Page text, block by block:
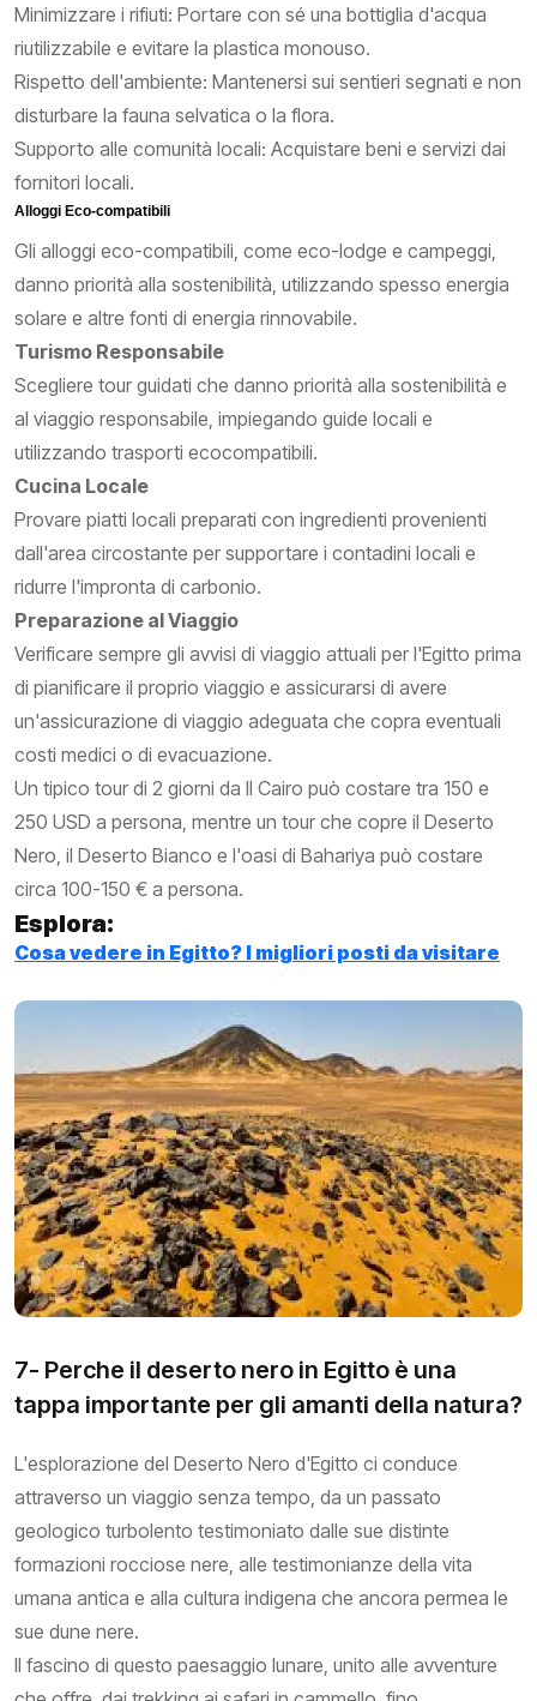
Minimizzare i rifiuti: Portare con sé una bottiglia d'acqua
riutilizzabile e evitare la plastica monouso.
Rispetto dell'ambiente: Mantenersi sui sentieri segnati e non
disturbare la fauna selvatica o la flora.
Supporto alle comunità locali: Acquistare beni e servizi dai
fornitori locali.
Alloggi Eco-compatibili
Gli alloggi eco-compatibili, come eco-lodge e campeggi,
danno priorità alla sostenibilità, utilizzando spesso energia
solare e altre fonti di energia rinnovabile.
Turismo Responsabile
Scegliere tour guidati che danno priorità alla sostenibilità e
al viaggio responsabile, impiegando guide locali e
utilizzando trasporti ecocompatibili.
Cucina Locale
Provare piatti locali preparati con ingredienti provenienti
dall'area circostante per supportare i contadini locali e
ridurre l'impronta di carbonio.
Preparazione al Viaggio
Verificare sempre gli avvisi di viaggio attuali per l'Egitto prima
di pianificare il proprio viaggio e assicurarsi di avere
un'assicurazione di viaggio adeguata che copra eventuali
costi medici o di evacuazione.
Un tipico tour di 2 giorni da Il Cairo può costare tra 150 e
250 USD a persona, mentre un tour che copre il Deserto
Nero, il Deserto Bianco e l'oasi di Bahariya può costare
circa 100-150 € a persona.
Esplora:
Cosa vedere in Egitto? I migliori posti da visitare
7- Perche il deserto nero in Egitto è una
tappa importante per gli amanti della natura?
L'esplorazione del Deserto Nero d'Egitto ci conduce
attraverso un viaggio senza tempo, da un passato
geologico turbolento testimoniato dalle sue distinte
formazioni rocciose nere, alle testimonianze della vita
umana antica e alla cultura indigena che ancora permea le
sue dune nere.
Il fascino di questo paesaggio lunare, unito alle avventure